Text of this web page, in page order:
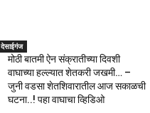
देसाईगंज
मोठी बातमी ऐन संक्रातीच्या दिवशी
वाघाच्या हल्ल्यात शेतकरी जखमी… –
जुनी वडसा शेतशिवारातील आज सकाळची
घटना..! पहा वाघाचा व्हिडिओ